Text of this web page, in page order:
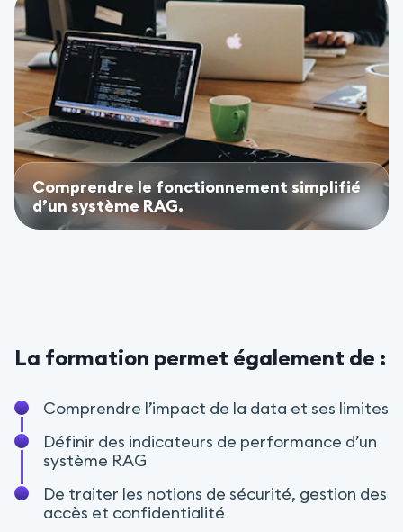
Comprendre le fonctionnement simplifié
d’un système RAG.
La formation permet également de :
Comprendre l’impact de la data et ses limites
Définir des indicateurs de performance d’un
système RAG
De traiter les notions de sécurité, gestion des
accès et confidentialité